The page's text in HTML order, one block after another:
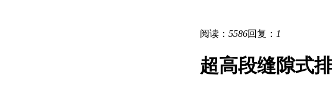
阅读： 5586回复： 1
超高段缝隙式